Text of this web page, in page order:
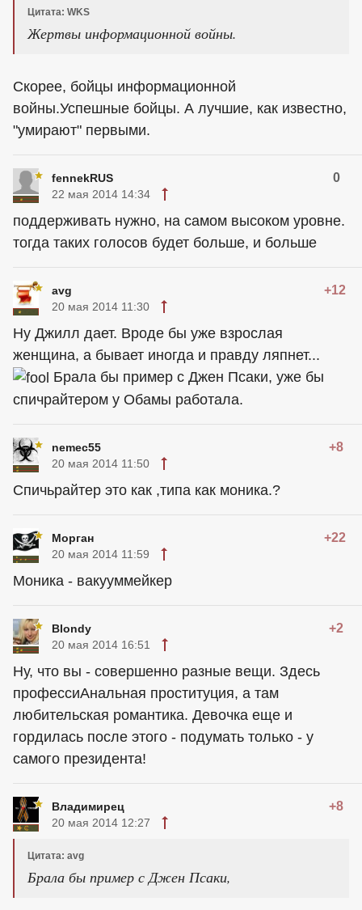
Цитата: WKS
Жертвы информационной войны.
Скорее, бойцы информационной
войны.Успешные бойцы. А лучшие, как известно,
"умирают" первыми.
fennekRUS 0
22 мая 2014 14:34
поддерживать нужно, на самом высоком уровне.
тогда таких голосов будет больше, и больше
avg +12
20 мая 2014 11:30
Ну Джилл дает. Вроде бы уже взрослая
женщина, а бывает иногда и правду ляпнет...
Брала бы пример с Джен Псаки, уже бы
спичрайтером у Обамы работала.
nemec55 +8
20 мая 2014 11:50
Спичьрайтер это как ,типа как моника.?
Морган +22
20 мая 2014 11:59
Моника - вакууммейкер
Blondy +2
20 мая 2014 16:51
Ну, что вы - совершенно разные вещи. Здесь
профессиАнальная проституция, а там
любительская романтика. Девочка еще и
гордилась после этого - подумать только - у
самого президента!
Владимирец +8
20 мая 2014 12:27
Цитата: avg
Брала бы пример с Джен Псаки,